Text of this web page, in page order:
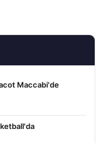
Maccabi'de